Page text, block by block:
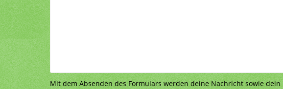
Mit dem Absenden des Formulars werden deine Nachricht sowie